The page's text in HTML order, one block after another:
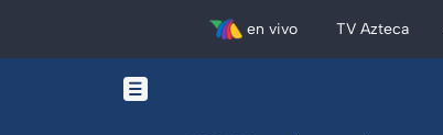
en vivo TV Azteca